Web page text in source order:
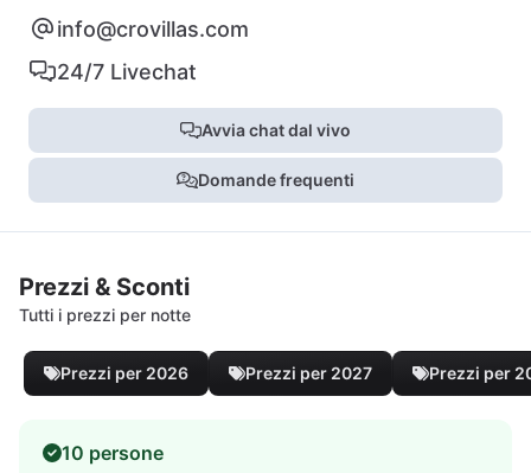
info@crovillas.com
24/7 Livechat
Avvia chat dal vivo
Domande frequenti
Prezzi & Sconti
Tutti i prezzi per notte
Prezzi per 2026 Prezzi per 2027 Prezzi per
10 persone